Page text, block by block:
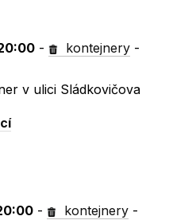
- kontejnery -
v ulici Sládkovičova
- kontejnery -